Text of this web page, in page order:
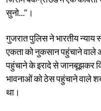
सुनो..."।
गुजरात पुलिस ने भारतीय न्याय
एकता को नुकसान पहुंचाने वाले
पहुंचाने के इरादे से जानबूझकर
भावनाओं को ठेस पहुंचाने वाले
था।